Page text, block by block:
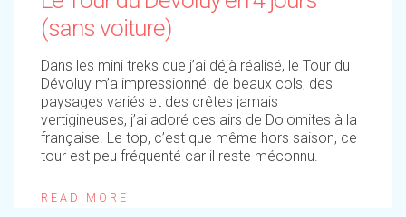
(sans voiture)
Dans les mini treks que j’ai déjà réalisé, le Tour du
Dévoluy m’a impressionné: de beaux cols, des
paysages variés et des crêtes jamais
vertigineuses, j’ai adoré ces airs de Dolomites à la
française. Le top, c’est que même hors saison, ce
tour est peu fréquenté car il reste méconnu.
READ MORE